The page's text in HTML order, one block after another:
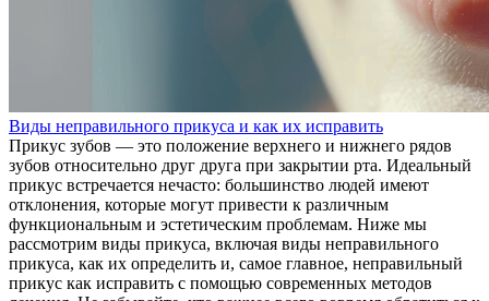
Виды неправильного прикуса и как их исправить
Прикус зубов — это положение верхнего и нижнего рядов
зубов относительно друг друга при закрытии рта. Идеальный
прикус встречается нечасто: большинство людей имеют
отклонения, которые могут привести к различным
функциональным и эстетическим проблемам. Ниже мы
рассмотрим виды прикуса, включая виды неправильного
прикуса, как их определить и, самое главное, неправильный
прикус как исправить с помощью современных методов